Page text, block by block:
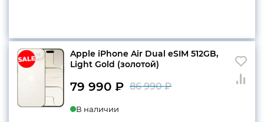
Apple iPhone Air Dual eSIM 512GB,
Light Gold (золотой)
86 990₽
79 990 ₽
В наличии